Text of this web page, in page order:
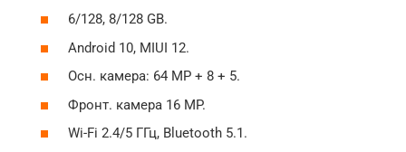
6/128, 8/128 GB.
Android 10, MIUI 12.
Осн. камера: 64 MP + 8 + 5.
Фронт. камера 16 MP.
Wi-Fi 2.4/5 ГГц, Bluetooth 5.1.